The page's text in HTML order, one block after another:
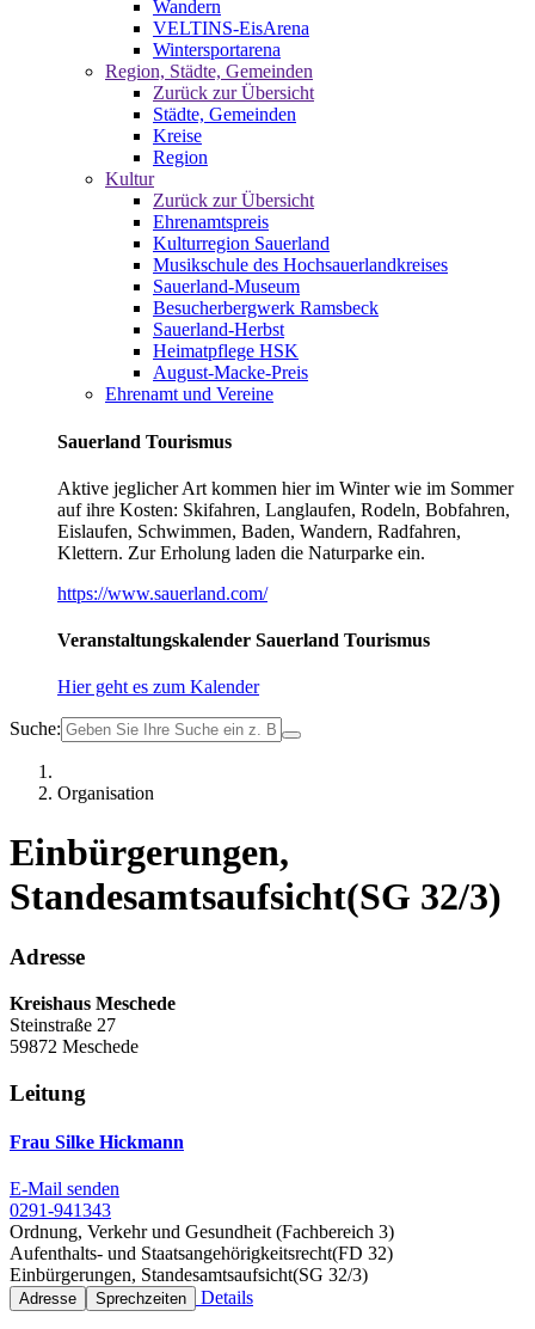
Wandern
VELTINS-EisArena
Wintersportarena
Region, Städte, Gemeinden
Zurück zur Übersicht
Städte, Gemeinden
Kreise
Region
Kultur
Zurück zur Übersicht
Ehrenamtspreis
Kulturregion Sauerland
Musikschule des Hochsauerlandkreises
Sauerland-Museum
Besucherbergwerk Ramsbeck
Sauerland-Herbst
Heimatpflege HSK
August-Macke-Preis
Ehrenamt und Vereine
Sauerland Tourismus
Aktive jeglicher Art kommen hier im Winter wie im Sommer
auf ihre Kosten: Skifahren, Langlaufen, Rodeln, Bobfahren,
Eislaufen, Schwimmen, Baden, Wandern, Radfahren,
Klettern. Zur Erholung laden die Naturparke ein.
https://www.sauerland.com/
Veranstaltungskalender Sauerland Tourismus
Hier geht es zum Kalender
Suche:
Organisation
Einbürgerungen,
Standesamtsaufsicht(SG 32/3)
Adresse
Kreishaus Meschede
Steinstraße 27
59872 Meschede
Leitung
Frau Silke Hickmann
E-Mail senden
0291-941343
Ordnung, Verkehr und Gesundheit (Fachbereich 3)
Aufenthalts- und Staatsangehörigkeitsrecht(FD 32)
Einbürgerungen, Standesamtsaufsicht(SG 32/3)
Adresse Sprechzeiten Details